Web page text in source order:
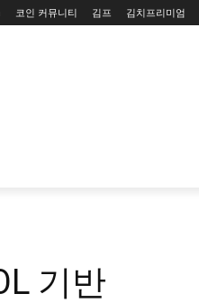
코인 커뮤니티 김프 김치프리미엄
기반